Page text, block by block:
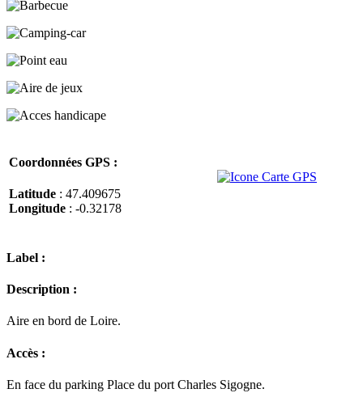
Coordonnées GPS :
Latitude : 47.409675
Longitude : -0.32178
Label :
Description :
Aire en bord de Loire.
Accès :
En face du parking Place du port Charles Sigogne.